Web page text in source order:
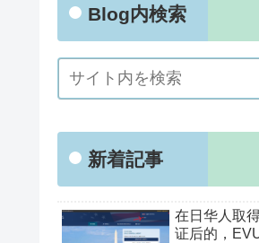
Blog内検索
新着記事
在日华人取
证后的，